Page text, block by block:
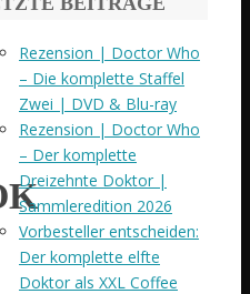
Rezension | Doctor Who
– Die komplette Staffel
Zwei | DVD & Blu-ray
Rezension | Doctor Who
– Der komplette
Dreizehnte Doktor |
Sammleredition 2026
Vorbesteller entscheiden:
Der komplette elfte
Doktor als XXL Coffee